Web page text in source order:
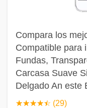
Compara los
Compatible para
Fundas,
Carcasa Suave
Delgado An este
☆☆☆☆☆
★★★★★ (29)